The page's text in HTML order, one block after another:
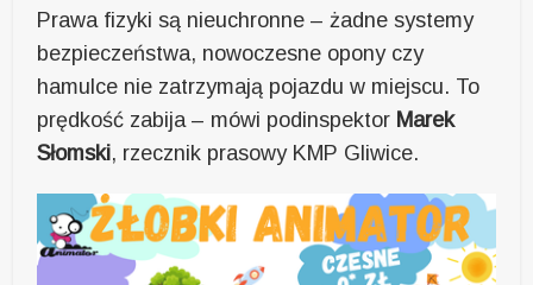
Prawa fizyki są nieuchronne – żadne systemy
bezpieczeństwa, nowoczesne opony czy
hamulce nie zatrzymają pojazdu w miejscu. To
prędkość zabija – mówi podinspektor Marek
Słomski, rzecznik prasowy KMP Gliwice.